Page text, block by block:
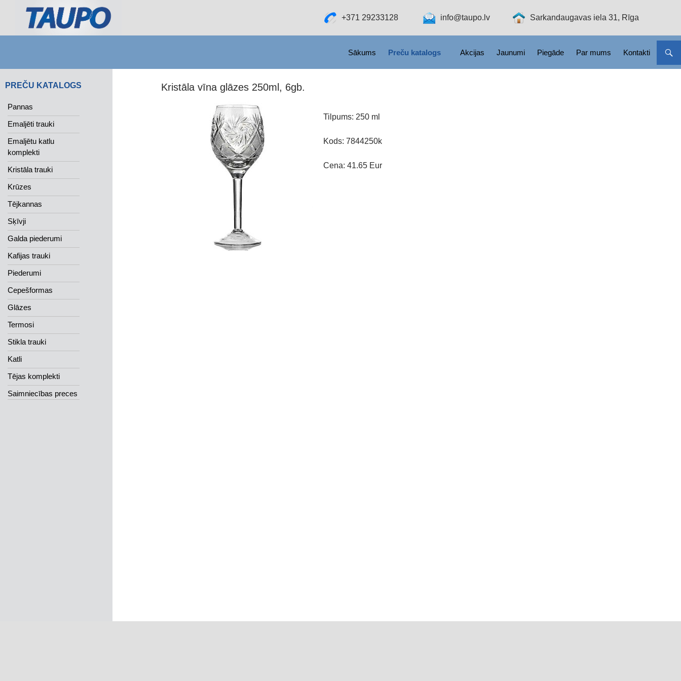
+371 29233128 info@taupo.lv Sarkandaugavas iela 31, Rīga
Sākums Preču katalogs Akcijas Jaunumi Piegāde Par mums Kontakti
Kristāla vīna glāzes 250ml, 6gb.
Tilpums: 250 ml
Kods: 7844250k
Cena: 41.65 Eur
PREČU KATALOGS
Pannas
Emaljēti trauki
Emaljētu katlu
komplekti
Kristāla trauki
Krūzes
Tējkannas
Sķīvji
Galda piederumi
Kafijas trauki
Piederumi
Cepešformas
Glāzes
Termosi
Stikla trauki
Katli
Tējas komplekti
Saimniecības preces